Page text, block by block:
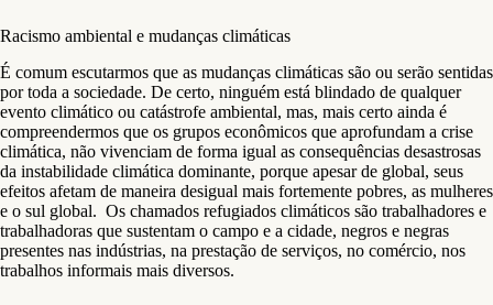
Racismo ambiental e mudanças climáticas
É comum escutarmos que as mudanças climáticas são ou serão sentidas
por toda a sociedade. De certo, ninguém está blindado de qualquer
evento climático ou catástrofe ambiental, mas, mais certo ainda é
compreendermos que os grupos econômicos que aprofundam a crise
climática, não vivenciam de forma igual as consequências desastrosas
da instabilidade climática dominante, porque apesar de global, seus
efeitos afetam de maneira desigual mais fortemente pobres, as mulheres
e o sul global. Os chamados refugiados climáticos são trabalhadores e
trabalhadoras que sustentam o campo e a cidade, negros e negras
presentes nas indústrias, na prestação de serviços, no comércio, nos
trabalhos informais mais diversos.